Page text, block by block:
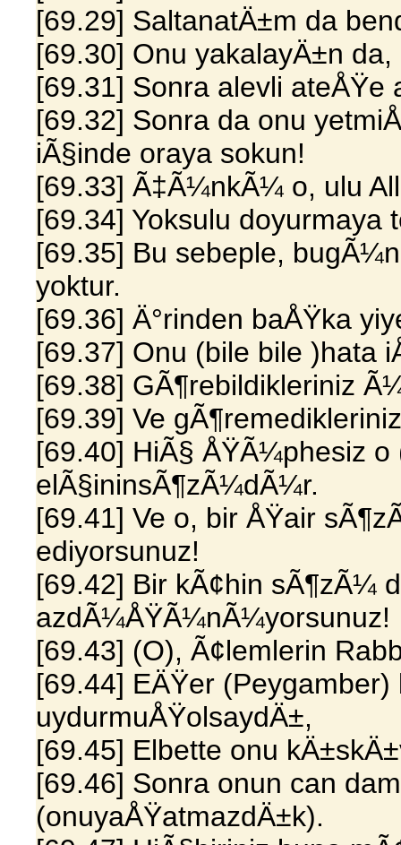
[69.29] SaltanatÄ±m da
[69.30] Onu yakalayÄ±n
[69.31] Sonra alevli ateÅŸe
[69.32] Sonra da onu
iÃ§inde oraya sokun!
[69.33] Ã‡Ã¼nkÃ¼ o, ulu
[69.34] Yoksulu doyurmaya
[69.35] Bu sebeple,
yoktur.
[69.36] Ä°rinden baÅŸka
[69.37] Onu (bile bile )hata
[69.38] GÃ¶rebildikleriniz
[69.39] Ve
[69.40] HiÃ§ ÅŸÃ¼phesiz
elÃ§ininsÃ¶zÃ¼dÃ¼r.
[69.41] Ve o, bir ÅŸair
ediyorsunuz!
[69.42] Bir kÃ¢hin sÃ¶zÃ¼
azdÃ¼ÅŸÃ¼nÃ¼yorsunuz!
[69.43] (O), Ã¢lemlerin
[69.44] EÄŸer
uydurmuÅŸolsaydÄ±,
[69.45] Elbette onu
[69.46] Sonra onun can
(onuyaÅŸatmazdÄ±k).